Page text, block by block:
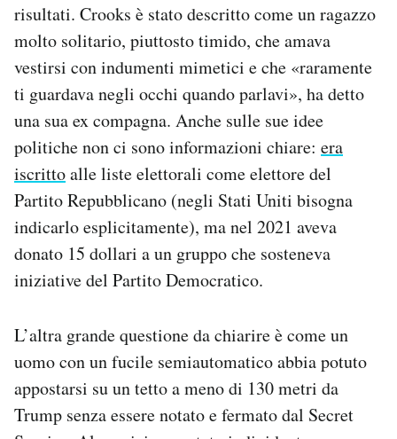
risultati. Crooks è stato descritto come un ragazzo
molto solitario, piuttosto timido, che amava
vestirsi con indumenti mimetici e che «raramente
ti guardava negli occhi quando parlavi», ha detto
una sua ex compagna. Anche sulle sue idee
politiche non ci sono informazioni chiare: era
iscrittoalle liste elettorali come elettore del
Partito Repubblicano (negli Stati Uniti bisogna
indicarlo esplicitamente), ma nel 2021 aveva
donato 15 dollari a un gruppo che sosteneva
iniziative del Partito Democratico.
L’altra grande questione da chiarire è come un
uomo con un fucile semiautomatico abbia potuto
appostarsi su un tetto a meno di 130 metri da
Trump senza essere notato e fermato dal Secret